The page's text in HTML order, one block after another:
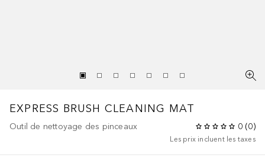
EXPRESS BRUSH CLEANING MAT
Outil de nettoyage des pinceaux 0 (0)
Les prix incluent les taxes